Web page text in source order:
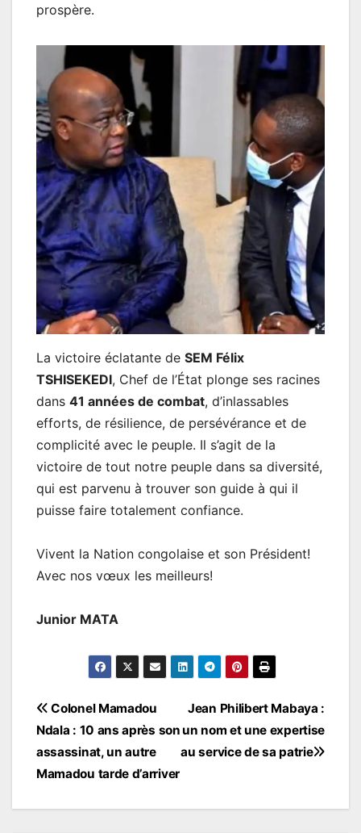
prospère.
La victoire éclatante de SEM Félix
TSHISEKEDI, Chef de l’État plonge ses racines
dans 41 années de combat, d’inlassables
efforts, de résilience, de persévérance et de
complicité avec le peuple. Il s’agit de la
victoire de tout notre peuple dans sa diversité,
qui est parvenu à trouver son guide à qui il
puisse faire totalement confiance.
Vivent la Nation congolaise et son Président!
Avec nos vœux les meilleurs!
Junior MATA
Navigation
de
l’article
Jean Philibert Mabaya :
un nom et une expertise
au service de sa patrie
Colonel Mamadou
Ndala : 10 ans après son
assassinat, un autre
Mamadou tarde d’arriver